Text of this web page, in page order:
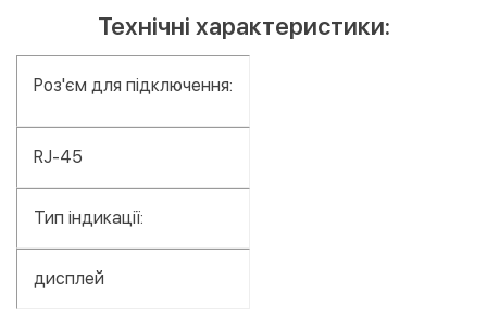
Технічні характеристики:
Роз'єм для підключення:
RJ-45
Тип індикації:
дисплей